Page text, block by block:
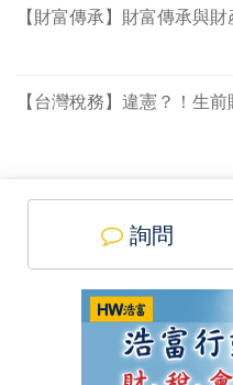
【財富傳承】財富傳承與
【台灣稅務】違憲？！生
詢問